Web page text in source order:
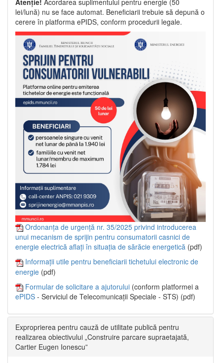
lei/lună) nu se face automat. Beneficiarii trebuie să depună o
cerere în platforma ePIDS, conform procedurii legale.
Ordonanța de urgență nr. 35/2025 privind introducerea
unui mecanism de sprijin pentru consumatorii casnici de
energie electrică aflați în situația de sărăcie energetică (pdf)
Informații utile pentru beneficiarii tichetului electronic de
energie (pdf)
Formular de solicitare a ajutorului (conform platformei a
ePIDS - Serviciul de Telecomunicații Speciale - STS) (pdf)
Exproprierea pentru cauză de utilitate publică pentru
realizarea obiectivului „Construire parcare supraetajată,
Cartier Eugen Ionescu”